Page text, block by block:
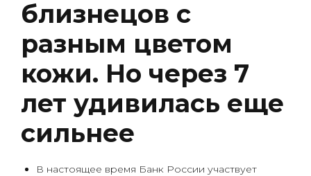
близнецов с
разным цветом
кожи. Но через 7
лет удивилась еще
сильнее
В настоящее время Банк России участвует